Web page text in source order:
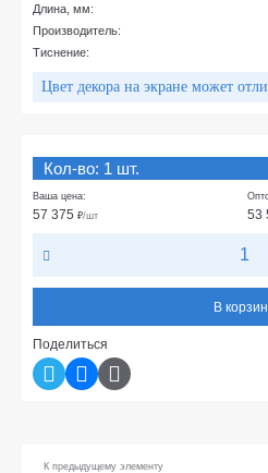
Длина, мм:
Производитель:
Тиснение:
Цвет декора на экране может
Кол-во: 1 шт.
Ваша цена:
57 375 ₽/шт 53
В
Поделиться
К предыдущему элементу